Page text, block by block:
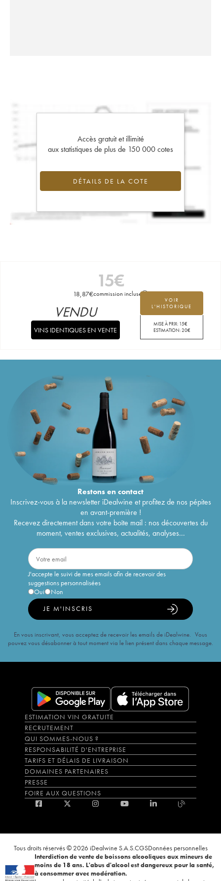
Accès gratuit et illimité
aux statistiques de plus de 150 000 cotes
DÉTAILS DE LA COTE
15€
18,87€commission incluse
VOIR
L'HISTORIQUE
MISE À PRIX: 15€
ESTIMATION:20€
VENDU
VINS IDENTIQUES EN VENTE
Restons encontact
Inscrivez-vous à la newsletter iDealwine et profitez de nos pépites
en avant-première !
Recevez directement dans votre boîte mail : nos découvertes du
moment, ventes exclusives, actualités, analyses...
J'accepte le suivi de mes emails afin de recevoir des
suggestions personnalisées
Oui
Non
JE M'INSCRIS
En vous inscrivant, vous acceptez de recevoir les emails de iDealwine. Vous
pouvez vous désabonner à tout moment via le lien présent dans chaque message.
ESTIMATION VIN GRATUITE
RECRUTEMENT
QUI SOMMES-NOUS ?
RESPONSABILITÉ D'ENTREPRISE
TARIFS ET DÉLAIS DE LIVRAISON
DOMAINES PARTENAIRES
PRESSE
FOIRE AUX QUESTIONS
Tous droits réservés © 2026 iDealwine S.A.S.CGSDonnées personnelles
Interdiction de vente de boissons alcooliques aux mineurs de
moins de 18 ans. L'abus d'alcool est dangereux pour la santé,
à consommer avec modération.